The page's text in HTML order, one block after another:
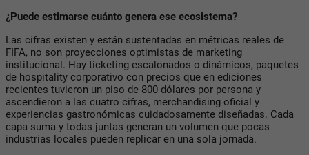
¿Puede estimarse cuánto genera ese ecosistema?
Las cifras existen y están sustentadas en métricas reales de
FIFA, no son proyecciones optimistas de marketing
institucional. Hay ticketing escalonados o dinámicos, paquetes
de hospitality corporativo con precios que en ediciones
recientes tuvieron un piso de 800 dólares por persona y
ascendieron a las cuatro cifras, merchandising oficial y
experiencias gastronómicas cuidadosamente diseñadas. Cada
capa suma y todas juntas generan un volumen que pocas
industrias locales pueden replicar en una sola jornada.